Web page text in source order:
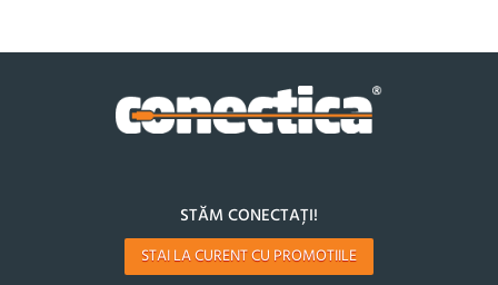
STĂM CONECTAȚI!
STAI LA CURENT CU PROMOTIILE